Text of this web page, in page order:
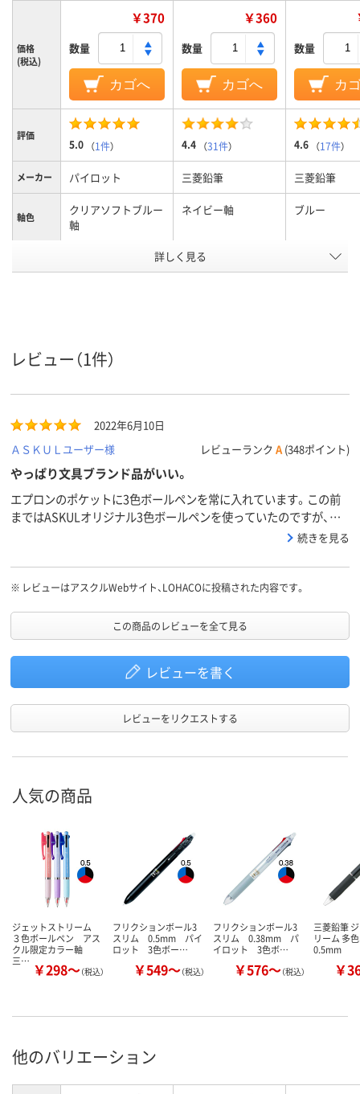
価格
(税込)
￥370
数量
カゴへ
￥360
数量
カゴへ
数量
カ
評価
5.0 （1件） 4.4 （31件） 4.6 （17件）
メーカー パイロット 三菱鉛筆 三菱鉛筆
軸色
クリアソフトブルー
軸
ネイビー軸 ブルー
3色
インク色 黒 赤 青
アスクル
スコア
詳しく見る
レビュー（1件）
2022年6月10日
ＡＳＫＵＬユーザー様
レビューランク A (348ポイント)
やっぱり文具ブランド品がいい。
エプロンのポケットに3色ボールペンを常に入れています。この前
まではASKULオリジナル3色ボールペンを使っていたのですが、色
を切り替えるカチカチする所が壊れました。一色出したら出っ放
したのでそりゃあ壊れるかな、、と最初は思ったけど、でももう3年
は愛用してるJET STREAMの3色ボールペンは全く壊れない。やっ
ちらのボールペンを買ってみました。何と滑らかなカチカチ具合。
書き心地もやっぱり違う。安いからと言ってASKULオリジナルを買
ったけど、結局1年で壊れてリフィルも無駄になりました。今後はや
っぱり品質で選びます。
続きを見る
※ レビューはアスクルWebサイト、LOHACOに投稿された内容です。
この商品のレビューを全て見る
レビューを書く
レビューをリクエストする
人気の商品
ジェットストリーム
３色ボールペン アス
クル限定カラー軸
三… ￥298～（税込）
フリクションボール3
スリム 0.5mm パイ
ロット 3色ボー…
￥549～（税込）
フリクションボール3
スリム 0.38mm パ
イロット 3色ボ…
￥576～（税込）
三菱鉛筆
リーム 多
0.5mm
￥
他のバリエーション